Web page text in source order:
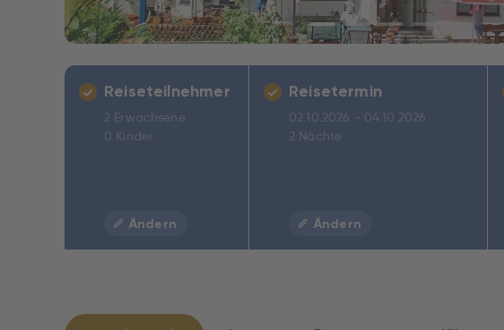
Reiseteilnehmer
2 Erwachsene
0 Kinder
Ändern
Reisetermin
02.10.2026 - 04.10.2026
2 Nächte
Ändern